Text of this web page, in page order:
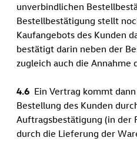
unverbindlichen
Bestellbestätigung stellt
Kaufangebots des Kunden
bestätigt darin neben der
zugleich auch die Annahme
4.6 Ein Vertrag kommt
Bestellung des Kunden
Auftragsbestätigung (in der
durch die Lieferung der